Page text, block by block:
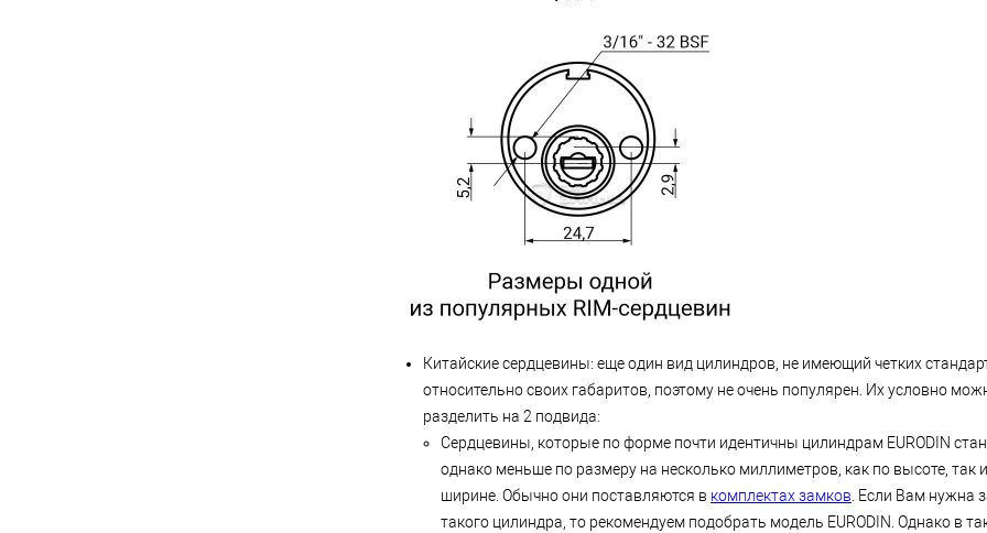
Китайские сердцевины: еще один вид цилиндров, не имеющий четких
относительно своих габаритов, поэтому не очень популярен. Их условно
разделить на 2 подвида:
Сердцевины, которые по форме почти идентичны цилиндрам EURODIN
однако меньше по размеру на несколько миллиметров, как по высоте, так
ширине. Обычно они поставляются в комплектах замков. Если Вам нужна
такого цилиндра, то рекомендуем подобрать модель EURODIN. Однако в